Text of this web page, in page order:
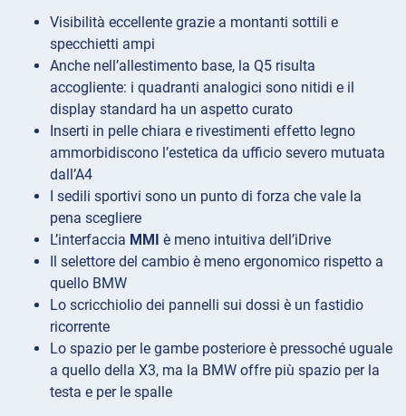
Visibilità eccellente grazie a montanti sottili e
specchietti ampi
Anche nell’allestimento base, la Q5 risulta
accogliente: i quadranti analogici sono nitidi e il
display standard ha un aspetto curato
Inserti in pelle chiara e rivestimenti effetto legno
ammorbidiscono l’estetica da ufficio severo mutuata
dall’A4
I sedili sportivi sono un punto di forza che vale la
pena scegliere
L’interfaccia MMI è meno intuitiva dell’iDrive
Il selettore del cambio è meno ergonomico rispetto a
quello BMW
Lo scricchiolio dei pannelli sui dossi è un fastidio
ricorrente
Lo spazio per le gambe posteriore è pressoché uguale
a quello della X3, ma la BMW offre più spazio per la
testa e per le spalle